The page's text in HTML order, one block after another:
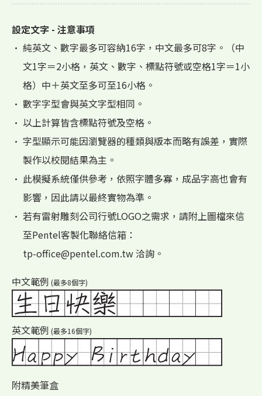
設定文字 - 注意事項
• 純英文、數字最多可容納16字，中文最多可8字。（中
文1字＝2小格，英文、數字、標點符號或空格1字＝1小
格）中＋英文至多可至16小格。
• 數字字型會與英文字型相同。
• 以上計算皆含標點符號及空格。
• 字型顯示可能因瀏覽器的種類與版本而略有誤差，實際
製作以校閱結果為主。
• 此模擬系統僅供參考，依照字體多寡，成品字高也會有
影響，因此請以最終實物為準。
• 若有雷射雕刻公司行號LOGO之需求，請附上圖檔來信
至Pentel客製化聯絡信箱：
tp-office@pentel.com.tw 洽詢。
中文範例 (最多8個字)
英文範例 (最多16個字)
附精美筆盒